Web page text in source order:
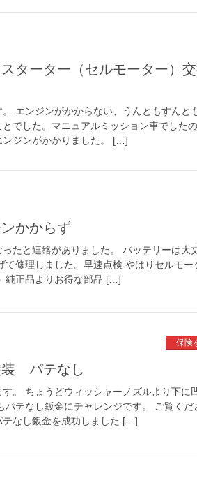
ーター（セルモーター）
エンジンがかからない、うんともすんと
でした。マニュアルミッション車でした
ンジンがかかりました。 […]
かからず
たと連絡がありました。 バッテリーは大
て修理しました。早速点検 やはりセルモー
純正品よりお得な部品 […]
保険
パテなし
。 ちょうどウィッシャーノズルより下に
パテなし鈑金にチャレンジです。 ご覧くだ
テなし鈑金を成功しました […]